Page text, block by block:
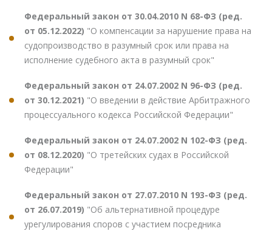
Федеральный закон от 30.04.2010 N 68-ФЗ (ред.
от 05.12.2022) "О компенсации за нарушение права на
судопроизводство в разумный срок или права на
исполнение судебного акта в разумный срок"
Федеральный закон от 24.07.2002 N 96-ФЗ (ред.
от 30.12.2021) "О введении в действие Арбитражного
процессуального кодекса Российской Федерации"
Федеральный закон от 24.07.2002 N 102-ФЗ (ред.
от 08.12.2020) "О третейских судах в Российской
Федерации"
Федеральный закон от 27.07.2010 N 193-ФЗ (ред.
от 26.07.2019) "Об альтернативной процедуре
урегулирования споров с участием посредника